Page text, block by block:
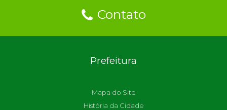
Contato
Prefeitura
Mapa do Site
História da Cidade